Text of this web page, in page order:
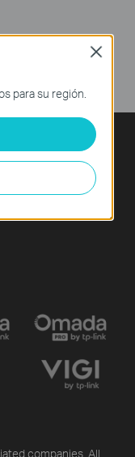
companies. All
para su región.
Close